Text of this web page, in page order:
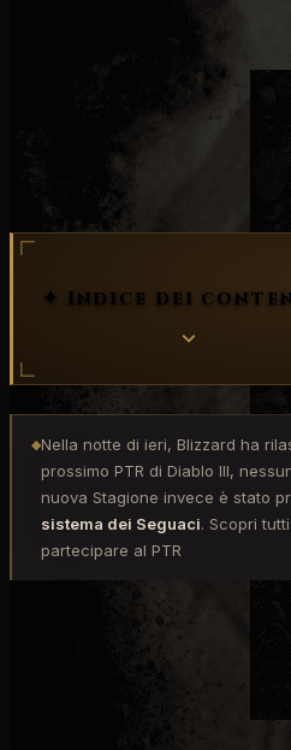
PTR
✦ Indice dei
◆Nella notte di ieri, Blizzard ha
prossimo PTR di Diablo III,
nuova Stagione invece è stato
sistema dei Seguaci. Scopri
partecipare al PTR
RINNOVO DEL
COME RIPORTANO LE